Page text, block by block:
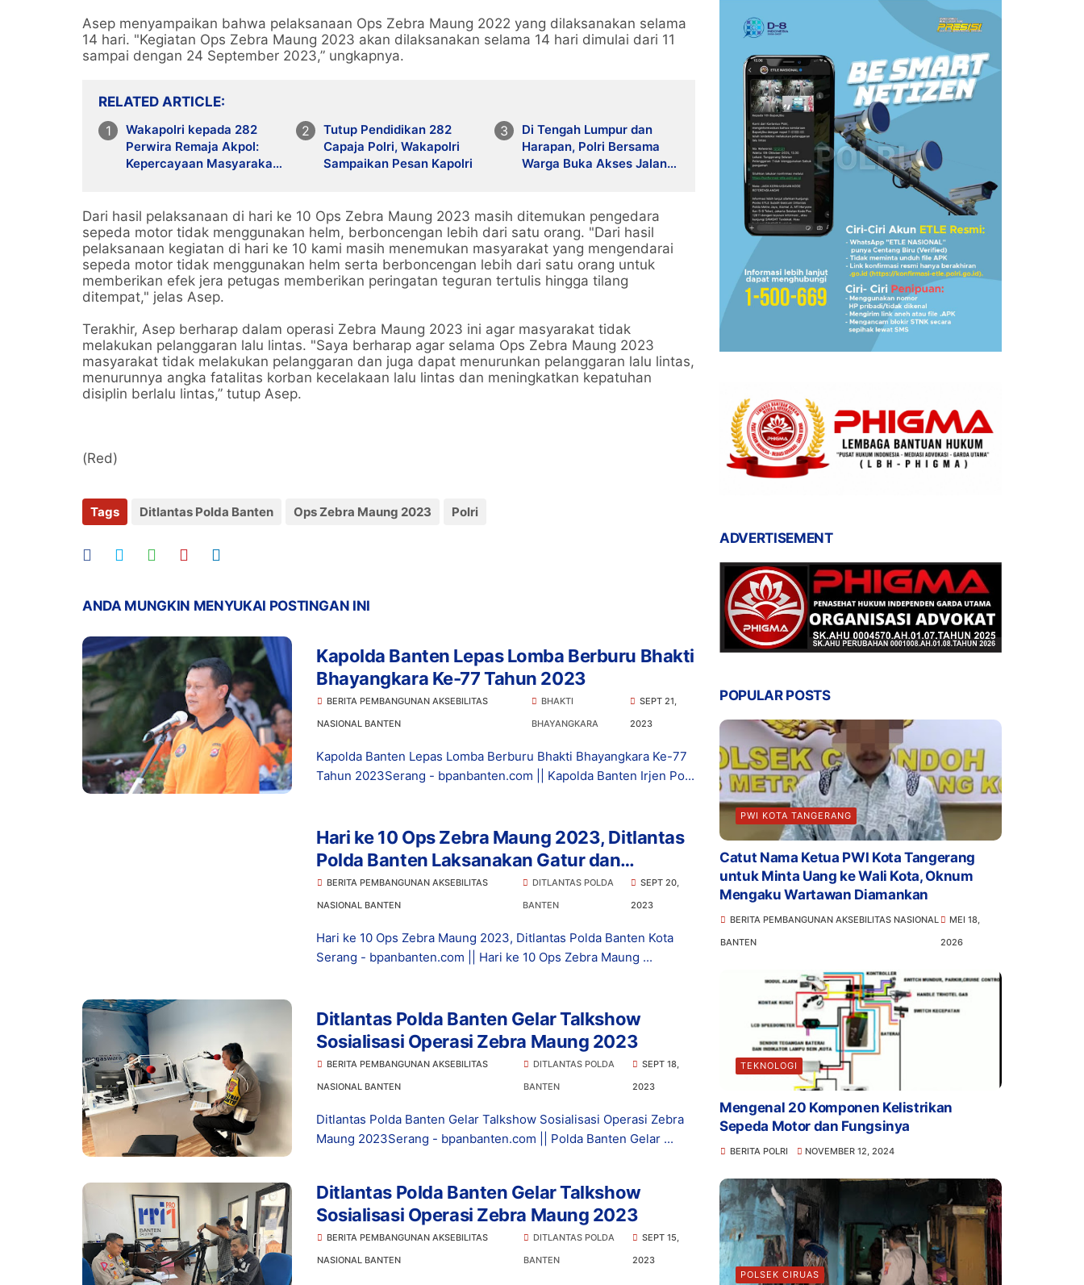
Asep menyampaikan bahwa pelaksanaan Ops Zebra Maung 2022 yang dilaksanakan selama
14 hari. "Kegiatan Ops Zebra Maung 2023 akan dilaksanakan selama 14 hari dimulai dari 11
sampai dengan 24 September 2023,” ungkapnya.
RELATED ARTICLE
Wakapolri kepada 282
Perwira Remaja Akpol:
Kepercayaan Masyarakat
Tutup Pendidikan 282
Capaja Polri, Wakapolri
Sampaikan Pesan Kapolri
Di Tengah Lumpur dan
Harapan, Polri Bersama
Warga Buka Akses Jalan
Dari hasil pelaksanaan di hari ke 10 Ops Zebra Maung 2023 masih ditemukan pengedara
sepeda motor tidak menggunakan helm, berboncengan lebih dari satu orang. "Dari hasil
pelaksanaan kegiatan di hari ke 10 kami masih menemukan masyarakat yang mengendarai
sepeda motor tidak menggunakan helm serta berboncengan lebih dari satu orang untuk
memberikan efek jera petugas memberikan peringatan teguran tertulis hingga tilang
ditempat," jelas Asep.
Terakhir, Asep berharap dalam operasi Zebra Maung 2023 ini agar masyarakat tidak
melakukan pelanggaran lalu lintas. "Saya berharap agar selama Ops Zebra Maung 2023
masyarakat tidak melakukan pelanggaran dan juga dapat menurunkan pelanggaran lalu lintas,
menurunnya angka fatalitas korban kecelakaan lalu lintas dan meningkatkan kepatuhan
disiplin berlalu lintas,” tutup Asep.
(Red)
Tags Ditlantas Polda Banten Ops Zebra Maung 2023 Polri
ANDA MUNGKIN MENYUKAI POSTINGAN INI
Kapolda Banten Lepas Lomba Berburu Bhakti
Bhayangkara Ke-77 Tahun 2023
BERITA PEMBANGUNAN AKSEBILITAS
NASIONAL BANTEN
BHAKTI
BHAYANGKARA
SEPT 21,
2023
Kapolda Banten Lepas Lomba Berburu Bhakti Bhayangkara Ke-77
Tahun 2023Serang - bpanbanten.com || Kapolda Banten Irjen Po...
Hari ke 10 Ops Zebra Maung 2023, Ditlantas
Polda Banten Laksanakan Gatur dan
Himbauan Serta Teguran
BERITA PEMBANGUNAN AKSEBILITAS
NASIONAL BANTEN
DITLANTAS POLDA
BANTEN
SEPT 20,
2023
Hari ke 10 Ops Zebra Maung 2023, Ditlantas Polda Banten Kota
Serang - bpanbanten.com || Hari ke 10 Ops Zebra Maung ...
Ditlantas Polda Banten Gelar Talkshow
Sosialisasi Operasi Zebra Maung 2023
BERITA PEMBANGUNAN AKSEBILITAS
NASIONAL BANTEN
DITLANTAS POLDA
BANTEN
SEPT 18,
2023
Ditlantas Polda Banten Gelar Talkshow Sosialisasi Operasi Zebra
Maung 2023Serang - bpanbanten.com || Polda Banten Gelar ...
Ditlantas Polda Banten Gelar Talkshow
Sosialisasi Operasi Zebra Maung 2023
BERITA PEMBANGUNAN AKSEBILITAS
NASIONAL BANTEN
DITLANTAS POLDA
BANTEN
SEPT 15,
2023
ADVERTISEMENT
POPULAR POSTS
PWI KOTA TANGERANG
Catut Nama Ketua PWI Kota Tangerang
untuk Minta Uang ke Wali Kota, Oknum
Mengaku Wartawan Diamankan
BERITA PEMBANGUNAN AKSEBILITAS NASIONAL
BANTEN
MEI 18,
2026
TEKNOLOGI
Mengenal 20 Komponen Kelistrikan
Sepeda Motor dan Fungsinya
BERITA POLRI NOVEMBER 12, 2024
POLSEK CIRUAS